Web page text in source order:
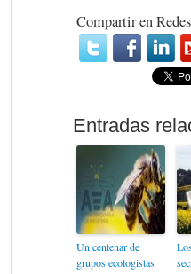
Compartir en
Un centenar de
grupos ecologistas